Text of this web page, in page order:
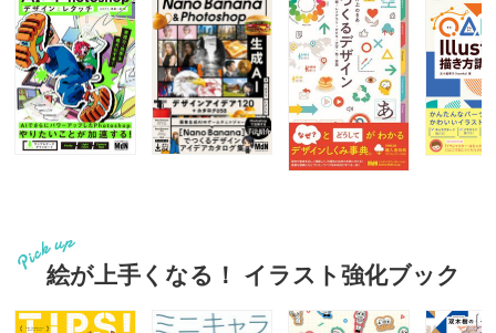
絵が上手くなる！ イラスト強化ブック